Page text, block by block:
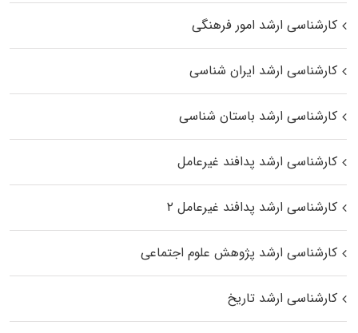
کارشناسی ارشد امور فرهنگی
کارشناسی ارشد ایران شناسی
کارشناسی ارشد باستان شناسی
کارشناسی ارشد پدافند غیرعامل
کارشناسی ارشد پدافند غیرعامل ۲
کارشناسی ارشد پژوهش علوم اجتماعی
کارشناسی ارشد تاریخ